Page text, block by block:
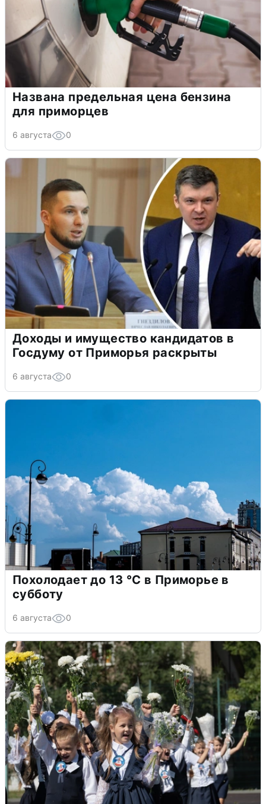
Названа предельная цена бензина
для приморцев
6 августа 0
Доходы и имущество кандидатов в
Госдуму от Приморья раскрыты
6 августа 0
Похолодает до 13 °C в Приморье в
субботу
6 августа 0